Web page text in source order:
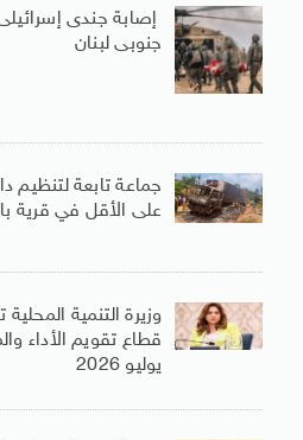
إصابة جندى
جنوبى لبنان
على الأقل في قرية
وزيرة التنمية
قطاع تقويم الأداء
يوليو 2026